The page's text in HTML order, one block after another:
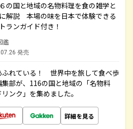
の国と地域の名物料理を食の雑学と
解説 本場の味を日本で体験できる
ランガイド付き！
鑑
発売
ふれている！ 世界中を旅して食べ歩
部が、116の国と地域の「名物料
ンク」を集めました。
詳細を見る